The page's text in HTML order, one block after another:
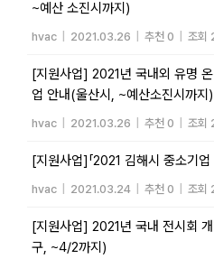
~예산 소진시까지)
hvac 2021.03.26 추천 0 조회
[지원사업] 2021년 국내외 유명
업 안내(울산시, ~예산소진시까지)
hvac 2021.03.26 추천 0 조회
[지원사업]「2021 김해시 중소기업
hvac 2021.03.24 추천 0 조회
[지원사업] 2021년 국내 전시회
구, ~4/2까지)